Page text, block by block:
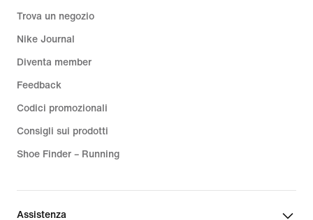
Trova un negozio
Nike Journal
Diventa member
Feedback
Codici promozionali
Consigli sui prodotti
Shoe Finder – Running
Assistenza